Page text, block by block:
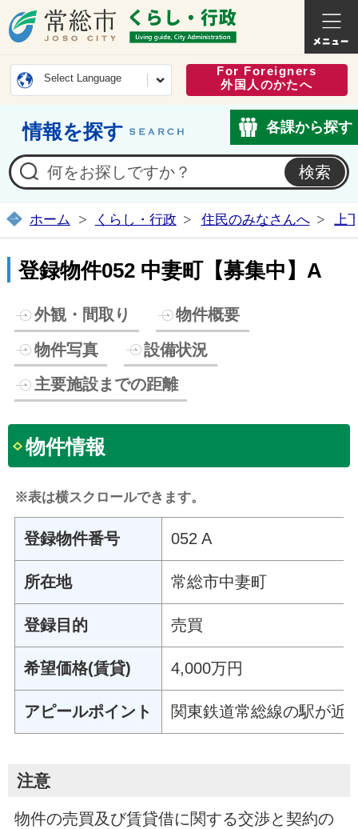
常総市公式ホームページ
くらし
Select Language
For Foreigners
外国人のかたへ
情報を探す 各課から探す
ホーム くらし・行政 住民のみなさんへ 上
登録物件052 中妻町【募集中】A
外観・間取り
物件概要
物件写真
設備状況
主要施設までの距離
物件情報
※表は横スクロールできます。
登録物件番号 052 A
所在地 常総市中妻町
登録目的 売買
希望価格(賃貸) 4,000万円
アピールポイント 関東鉄道常総線の駅が近
注意
物件の売買及び賃貸借に関する交渉と契約の